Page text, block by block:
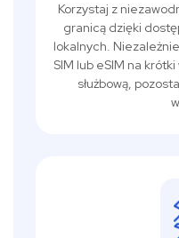
Korzystaj z
granicą dzięki
lokalnych.
SIM lub eSIM na
służbową,